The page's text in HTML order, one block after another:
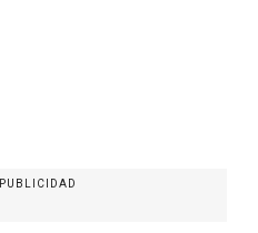
PUBLICIDAD